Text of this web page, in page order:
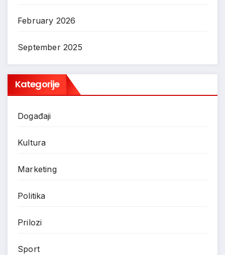
February 2026
September 2025
Kategorije
Događaji
Kultura
Marketing
Politika
Prilozi
Sport